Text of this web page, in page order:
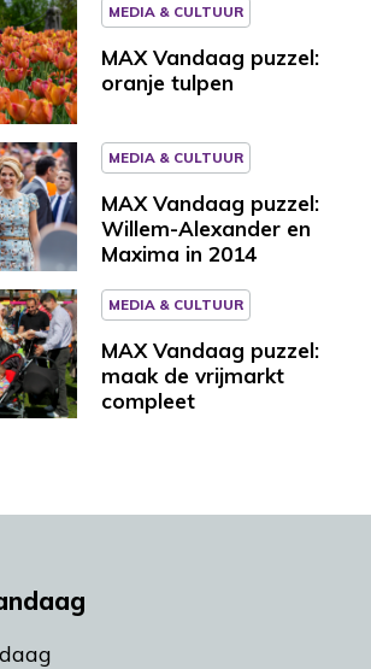
MEDIA & CULTUUR
MAX Vandaag puzzel:
oranje tulpen
MEDIA & CULTUUR
MAX Vandaag puzzel:
Willem-Alexander en
Maxima in 2014
MEDIA & CULTUUR
MAX Vandaag puzzel:
maak de vrijmarkt
compleet